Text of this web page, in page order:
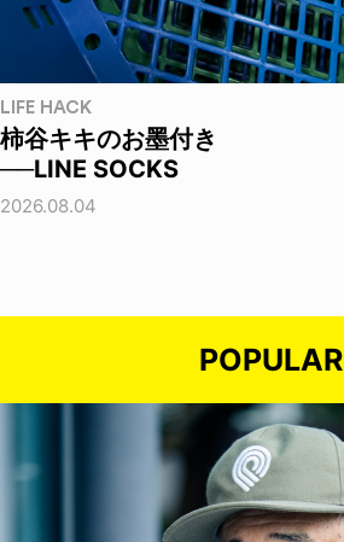
LIFE HACK
柿谷キキのお墨付き
──LINE SOCKS
2026.08.04
POPULAR